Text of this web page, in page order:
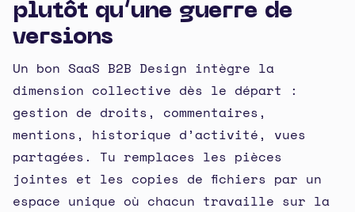
plutôt qu’une guerre de
versions
Un bon SaaS B2B Design intègre la
dimension collective dès le départ :
gestion de droits, commentaires,
mentions, historique d’activité, vues
partagées. Tu remplaces les pièces
jointes et les copies de fichiers par un
espace unique où chacun travaille sur la